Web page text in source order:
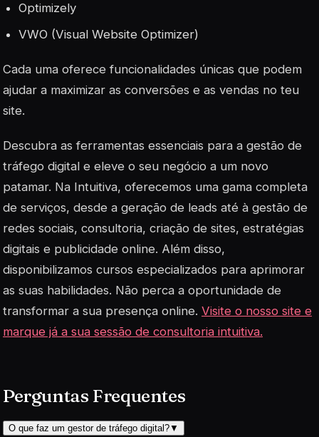
Optimizely
VWO (Visual Website Optimizer)
Cada uma oferece funcionalidades únicas que podem
ajudar a maximizar as conversões e as vendas no teu
site.
Descubra as ferramentas essenciais para a gestão de
tráfego digital e eleve o seu negócio a um novo
patamar. Na Intuitiva, oferecemos uma gama completa
de serviços, desde a geração de leads até à gestão de
redes sociais, consultoria, criação de sites, estratégias
digitais e publicidade online. Além disso,
disponibilizamos cursos especializados para aprimorar
as suas habilidades. Não perca a oportunidade de
transformar a sua presença online. Visite o nosso site e
marque já a sua sessão de consultoria intuitiva.
Perguntas Frequentes
O que faz um gestor de tráfego digital?▼